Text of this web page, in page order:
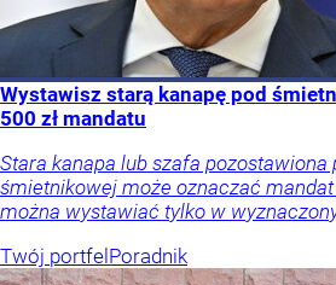
Wystawisz starą kanapę pod
500 zł mandatu
Stara kanapa lub szafa pozostawiona
śmietnikowej może oznaczać mandat
można wystawiać tylko w
Twój portfelPoradnik